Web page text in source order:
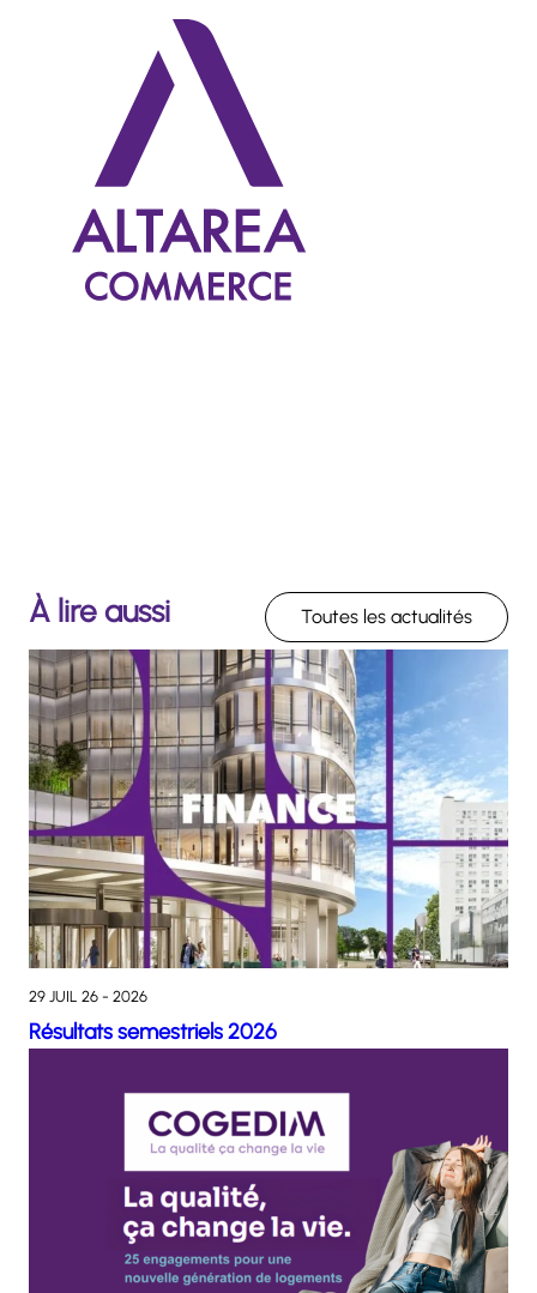
À lire aussi Toutes les actualités
29 JUIL 26 - 2026
Résultats semestriels 2026